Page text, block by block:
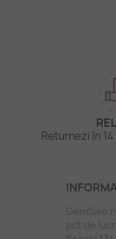
Returnezi în
pct de